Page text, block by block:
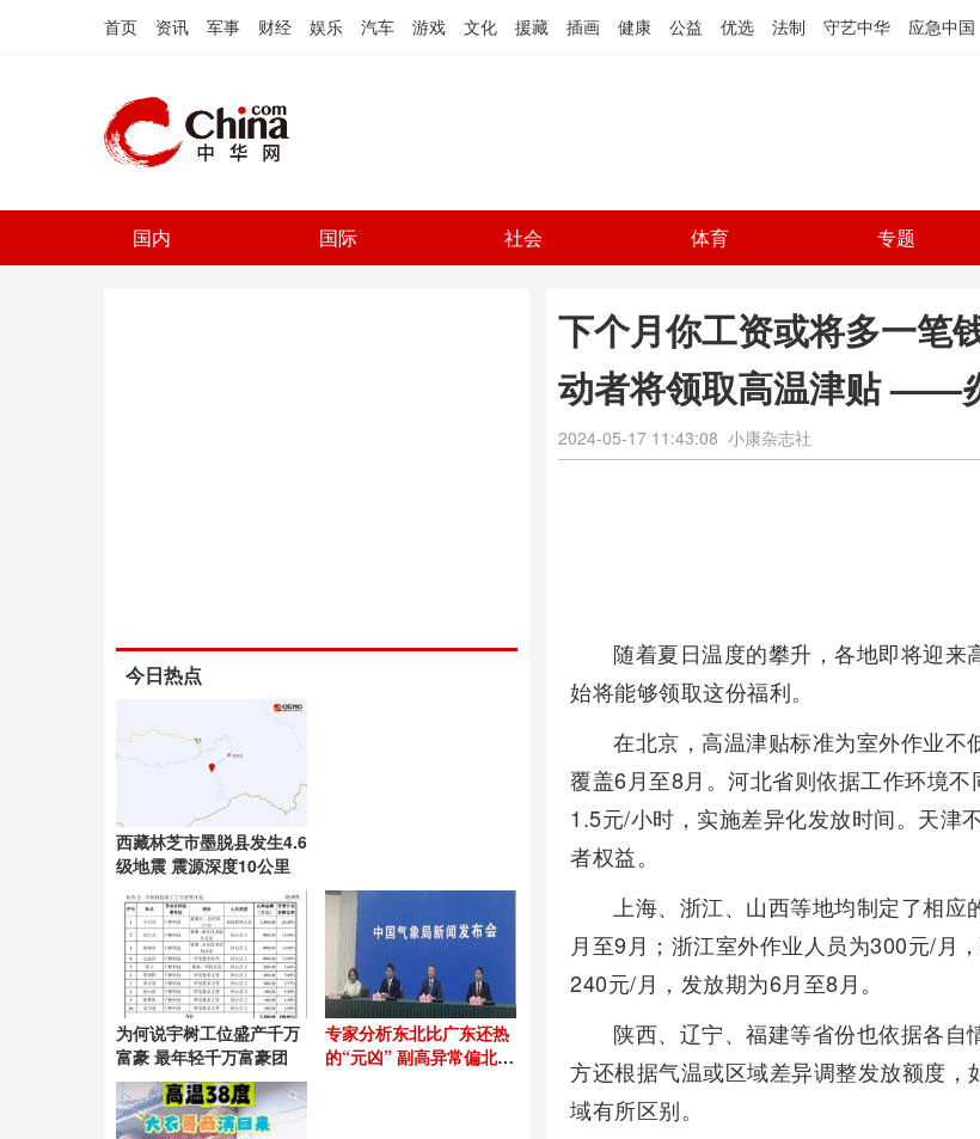
首页 资讯 军事 财经 娱乐 汽车 游戏 文化 援藏 插画 健康 公益 优选 法制 守艺中华 应急中国
国内 国际 社会 体育 专题
下个月你工资或将多一笔
动者将领取高温津贴 ——
2024-05-17 11:43:08 小康杂志社
随着夏日温度的攀升，各地即将迎
始将能够领取这份福利。
在北京，高温津贴标准为室外作业
覆盖6月至8月。河北省则依据工作环境
1.5元/小时，实施差异化发放时间。天津
者权益。
上海、浙江、山西等地均制定了相
月至9月；浙江室外作业人员为300元/月
240元/月，发放期为6月至8月。
陕西、辽宁、福建等省份也依据各
方还根据气温或区域差异调整发放额度
域有所区别。
今日热点
西藏林芝市墨脱县发生4.6
级地震 震源深度10公里
为何说宇树工位盛产千万
富豪 最年轻千万富豪团
专家分析东北比广东还热
的“元凶” 副高异常偏北偏